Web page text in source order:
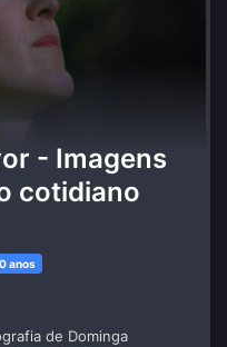
- Imagens
cotidiano
anos
de Dominga